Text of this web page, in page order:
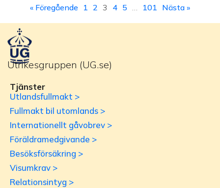
« Föregående 1 2 3 4 5 101 Nästa »
Utrikesgruppen (UG.se)
Tjänster
Utlandsfullmakt >
Fullmakt bil utomlands >
Internationellt gåvobrev >
Föräldramedgivande >
Besöksförsäkring >
Visumkrav >
Relationsintyg >